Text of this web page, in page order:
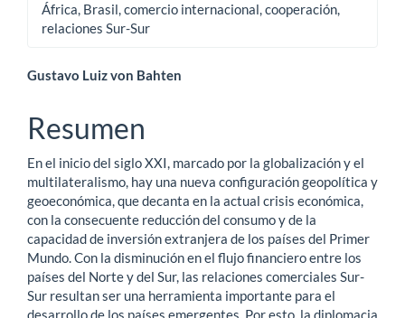
África, Brasil, comercio internacional, cooperación,
relaciones Sur-Sur
Contenido
principal
del
artículo
Gustavo Luiz von Bahten
Resumen
En el inicio del siglo XXI, marcado por la globalización y el
multilateralismo, hay una nueva configuración geopolítica y
geoeconómica, que decanta en la actual crisis económica,
con la consecuente reducción del consumo y de la
capacidad de inversión extranjera de los países del Primer
Mundo. Con la disminución en el flujo financiero entre los
países del Norte y del Sur, las relaciones comerciales Sur-
Sur resultan ser una herramienta importante para el
desarrollo de los países emergentes. Por esto, la diplomacia